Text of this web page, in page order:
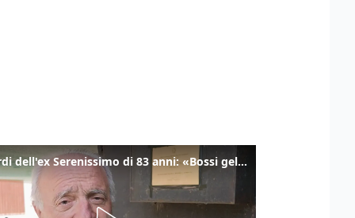
I ricordi dell'ex Serenissimo di 83 anni: «Bossi geloso di noi, in carcere mi cantavano l’inno di San Marco»